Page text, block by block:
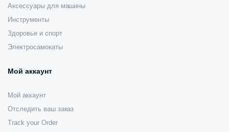
Аксессуары для машины
Инструменты
Здоровье и спорт
Электросамокаты
Мой аккаунт
Мой аккаунт
Отследить ваш заказ
Track your Order